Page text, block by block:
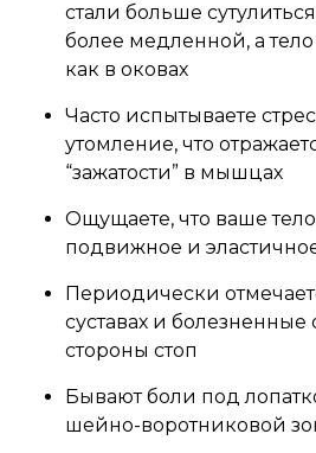
стали больше
более медленной, а
как в оковах
Часто испытываете
утомление, что
“зажатости” в мышцах
Ощущаете, что ваше тело
подвижное и
Периодически
суставах и
стороны стоп
Бывают боли под
шейно-воротниковой